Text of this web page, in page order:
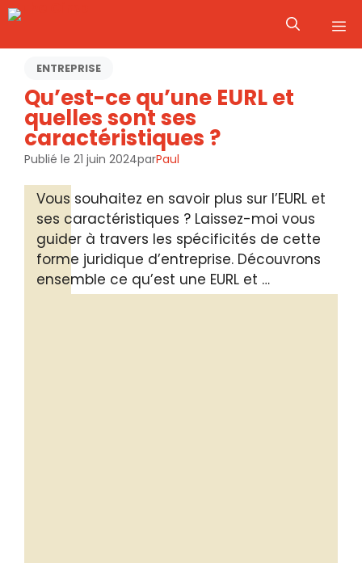
Aller
contenu
ENTREPRISE
Qu’est-ce qu’une EURL et
quelles sont ses
caractéristiques ?
Publié le 21 juin 2024parPaul
Vous souhaitez en savoir plus sur l’EURL et
ses caractéristiques ? Laissez-moi vous
guider à travers les spécificités de cette
forme juridique d’entreprise. Découvrons
ensemble ce qu’est une EURL et …